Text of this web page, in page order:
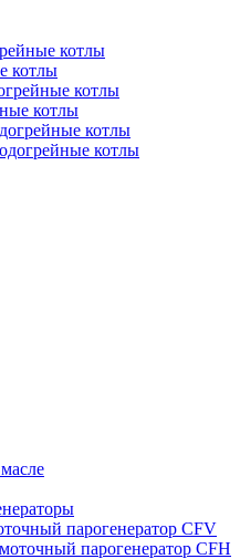
котлы
котлы
котлы
котлы
котлы
котлы
парогенератор CFV
парогенератор CFH